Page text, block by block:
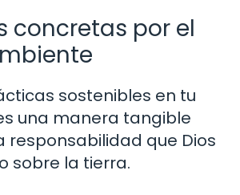
concretas por el
sostenibles en tu
una manera tangible
responsabilidad que Dios
sobre la tierra.